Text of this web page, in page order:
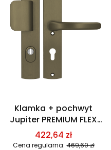
Klamka + pochwyt
Jupiter PREMIUM FLEX
AXA
422,64 zł
Cena regularna: 469,60 zł